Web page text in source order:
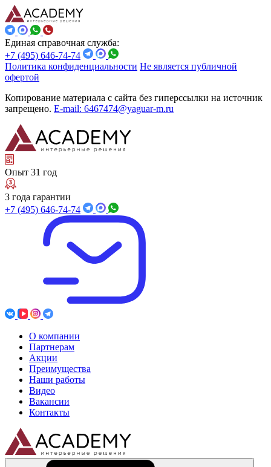
Единая справочная служба:
+7 (495) 646-74-74
Политика конфиденциальности Не является публичной
офертой
Копирование материала с сайта без гиперссылки на источник
запрещено. E-mail: 6467474@yaguar-m.ru
Опыт 31 год
3 года гарантии
+7 (495) 646-74-74
О компании
Партнерам
Акции
Преимущества
Наши работы
Видео
Вакансии
Контакты